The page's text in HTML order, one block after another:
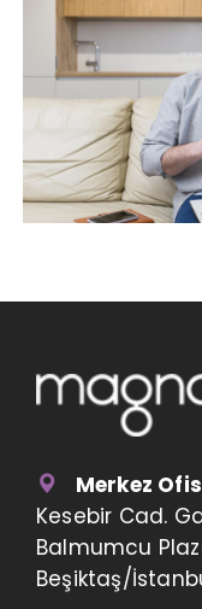
Merkez
Kesebir Cad.
Balmumcu
Beşiktaş/